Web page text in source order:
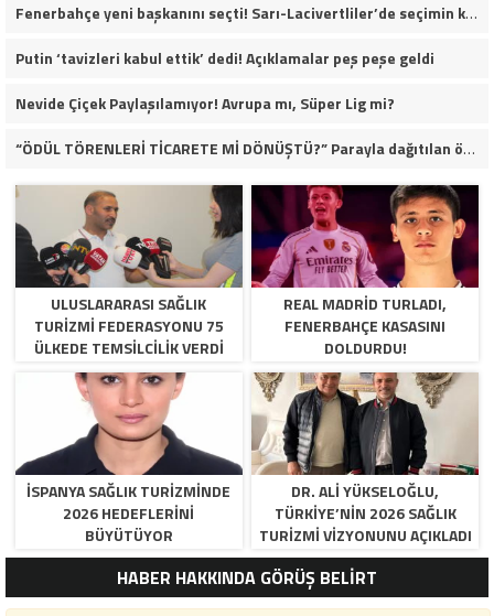
Fenerbahçe yeni başkanını seçti! Sarı-Lacivertliler’de seçimin kazananı Aziz Yıldırım oldu
Putin ‘tavizleri kabul ettik’ dedi! Açıklamalar peş peşe geldi
Nevide Çiçek Paylaşılamıyor! Avrupa mı, Süper Lig mi?
“ÖDÜL TÖRENLERİ TİCARETE Mİ DÖNÜŞTÜ?” Parayla dağıtılan ödüller iddiası gündemde!
ULUSLARARASI SAĞLIK
TURIZMI FEDERASYONU 75
ÜLKEDE TEMSILCILIK VERDI
REAL MADRID TURLADI,
FENERBAHÇE KASASINI
DOLDURDU!
İSPANYA SAĞLIK TURIZMINDE
2026 HEDEFLERINI
BÜYÜTÜYOR
DR. ALI YÜKSELOĞLU,
TÜRKIYE’NIN 2026 SAĞLIK
TURIZMI VIZYONUNU AÇIKLADI
HABER HAKKINDA GÖRÜŞ BELİRT